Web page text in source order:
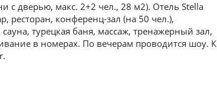
с дверью, макс. 2+2 чел., 28 м2). Отель Stella
ресторан, конференц-зал (на 50 чел.),
турецкая баня, массаж, тренажерный зал,
в номерах. По вечерам проводится шоу. К